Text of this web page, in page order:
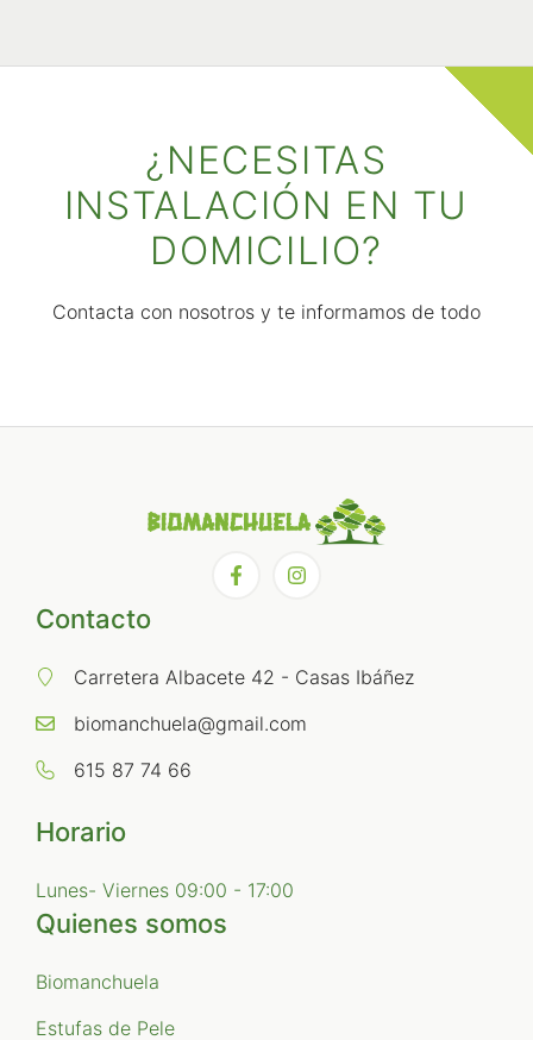
¿NECESITAS
INSTALACIÓN EN TU
DOMICILIO?
Contacta con nosotros y te informamos de todo
Contacto
Carretera Albacete 42 - Casas Ibáñez
biomanchuela@gmail.com
615 87 74 66
Horario
Lunes- Viernes 09:00 - 17:00
Quienes somos
Biomanchuela
Estufas de Pele